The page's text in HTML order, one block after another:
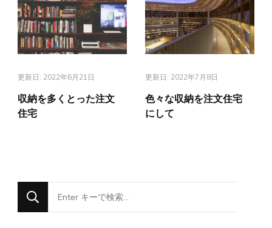
更新日: 2022年6月21日
収納を多くとった注文
住宅
更新日: 2022年7月8日
色々な収納を注文住宅
にして
に